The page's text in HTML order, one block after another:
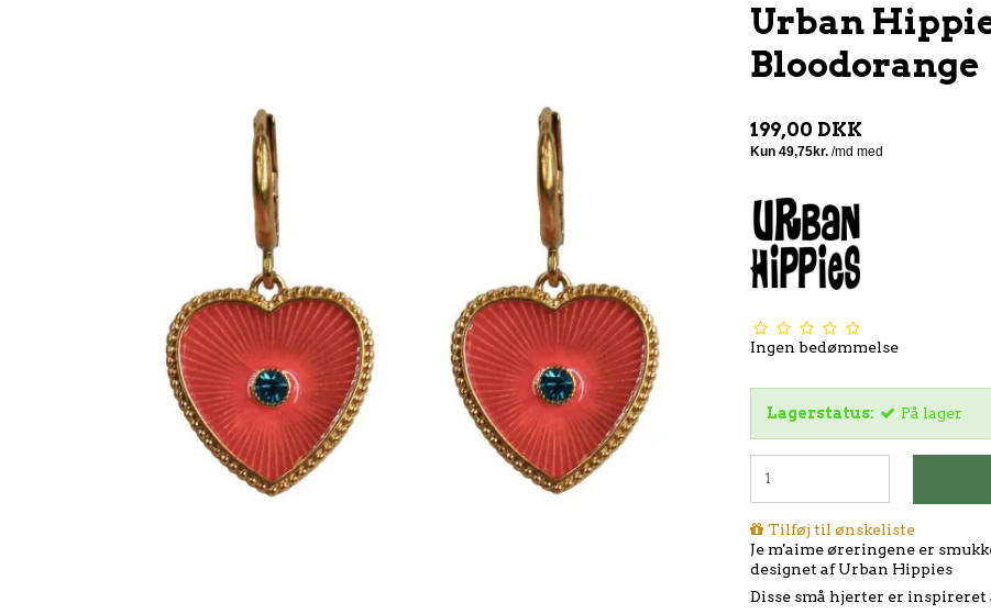
Urban
Bloodorange
199,00 DKK
Ingen bedømmelse
Lagerstatus: På lager
Tilføj til ønskeliste
Je m'aime øreringene er
designet af Urban Hippies
Disse små hjerter er